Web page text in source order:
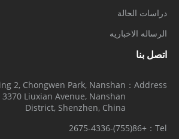
دراسات الحالة
الرساله الاخباريه
اتصل بنا
Address：
2, Chongwen Park, Nanshan
Liuxian Avenue, Nanshan
District, Shenzhen, China
Tel：
+86(755)-2675-4336